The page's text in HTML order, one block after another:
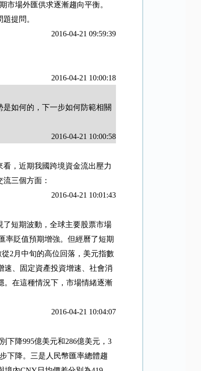
市場外匯供求逐漸趨向平衡。
提問。
2016-04-21 09:59:39
2016-04-21 10:00:18
如何的，下一步如何防範相關
2016-04-21 10:00:58
，近期我國跨境資金流出壓力
三個方面：
2016-04-21 10:01:43
短期波動，全球主要股票市場
率貶值預期增強。但經曆了短期
從2 月中旬的高位回落，美元指數
速、固定資產投資增速、社會消
。在這種情況下，市場情緒逐漸
2016-04-21 10:04:07
下降995億美元和286億美元， 3
下降。三是人民幣匯率總體趨